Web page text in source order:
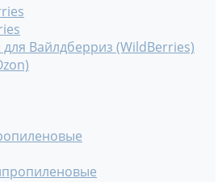
Вайлдберриз (WildBerries)